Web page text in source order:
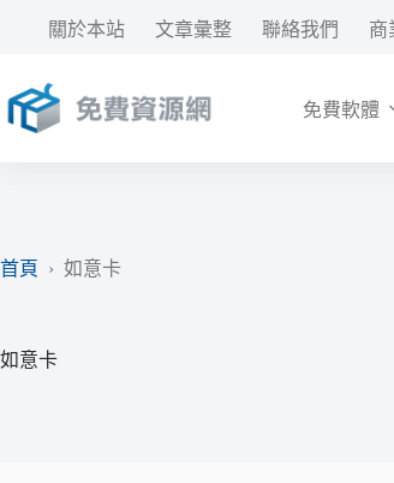
要
內
關於本站 文章彙整 聯絡我們 商
免費軟體
首頁 › 如意卡
如意卡